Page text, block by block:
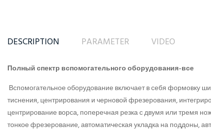
DESCRIPTION PARAMETER VIDEO
Полный спектр вспомогательного оборудования-все
Вспомогательное оборудование включает в себя формовку
тиснения, центрирования и черновой фрезерования,
центрирование ворса, поперечная резка с двумя или тремя
тонкое фрезерование, автоматическая укладка на поддоны,